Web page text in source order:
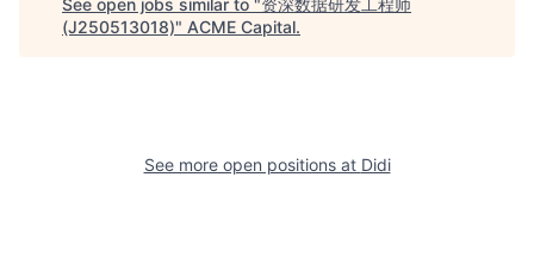
See open jobs similar to "资深数据研发工程师
(J250513018)" ACME Capital.
See more open positions at Didi